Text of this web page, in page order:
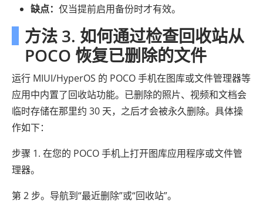
缺点： 仅当提前启用备份时才有效。
方法 3. 如何通过检查回收站从
POCO 恢复已删除的文件
运行 MIUI/HyperOS 的 POCO 手机在图库或文件管理器等
应用中内置了回收站功能。已删除的照片、视频和文档会
临时存储在那里约 30 天，之后才会被永久删除。具体操
作如下：
步骤 1. 在您的 POCO 手机上打开图库应用程序或文件管
理器。
第 2 步。导航到“最近删除”或“回收站”。